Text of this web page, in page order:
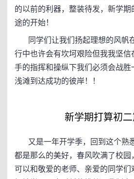
的以前的利器，整装待发，新学期
途的开始！
同学们让我们扬起理想的风帆
行中也许会有坎坷艰险但我我坚信
手的指挥和操纵下我们必须会战胜
浅滩到达成功的彼岸！！
新学期打算初
又是一年开学季，回到这个熟
都是那么的美好，春风吹满了校园
可以和敬爱的老师、亲爱的同学们